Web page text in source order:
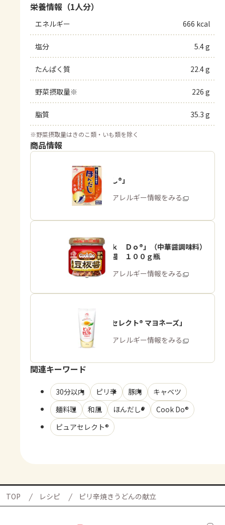
栄養情報（1人分）
エネルギー 666 kcal
塩分 5.4 g
たんぱく質 22.4 g
野菜摂取量※ 226 g
脂質 35.3 g
※野菜摂取量はきのこ類・いも類を除く
商品情報
「ほんだし®」
商品・アレルギー情報をみる
「Ｃｏｏｋ Ｄｏ®」（中華醤調味料）
熟成豆板醤 １００ｇ瓶
商品・アレルギー情報をみる
「ピュアセレクト® マヨネーズ」
商品・アレルギー情報をみる
関連キーワード
30分以内 ピリ辛 豚肉
キャベツ
麺料理
和風 ほんだし®
Cook Do®
ピュアセレクト®
TOP レシピ ピリ辛焼きうどんの献立